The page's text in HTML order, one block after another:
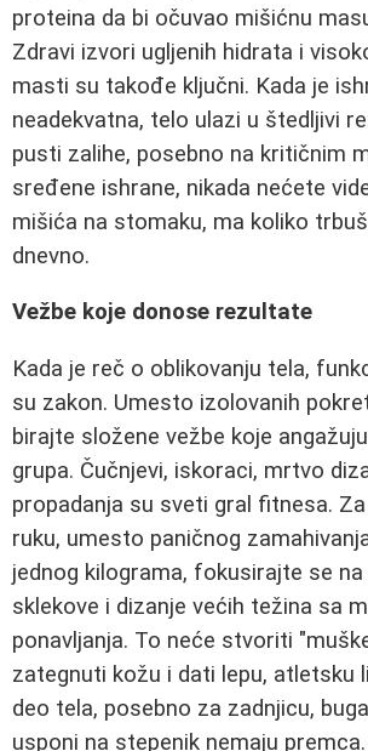
proteina da bi očuvao mišićnu
Zdravi izvori ugljenih hidrata i
masti su takođe ključni. Kada je
neadekvatna, telo ulazi u štedljivi
pusti zalihe, posebno na kritičnim
sređene ishrane, nikada nećete
mišića na stomaku, ma koliko
dnevno.
Vežbe koje donose rezultate
Kada je reč o oblikovanju tela,
su zakon. Umesto izolovanih
birajte složene vežbe koje
grupa. Čučnjevi, iskoraci, mrtvo
propadanja su sveti gral fitnesa.
ruku, umesto paničnog
jednog kilograma, fokusirajte se na
sklekove i dizanje većih težina sa
ponavljanja. To neće stvoriti
zategnuti kožu i dati lepu, atletsku
deo tela, posebno za zadnjicu,
usponi na stepenik nemaju premca.